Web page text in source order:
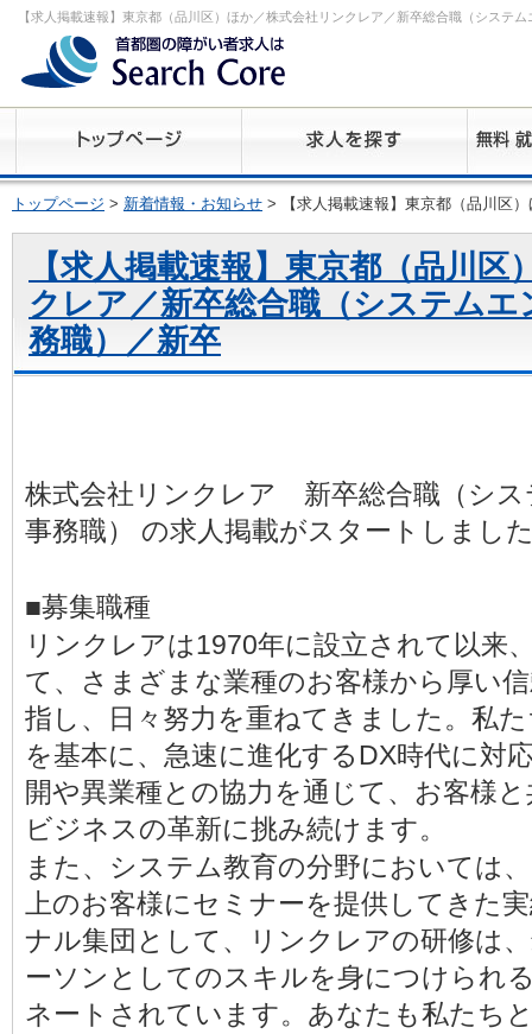
【求人掲載速報】東京都（品川区）ほか／株式会社リンクレア／新卒総合職（システ
トップページ > 新着情報・お知らせ > 【求人掲載速報】東京都（品川区
【求人掲載速報】東京都（品川
クレア／新卒総合職（システム
務職）／新卒
株式会社リンクレア 新卒総合職（シス
事務職） の求人掲載がスタートしまし
■募集職種
リンクレアは1970年に設立されて以来
て、さまざまな業種のお客様から厚い
指し、日々努力を重ねてきました。私
を基本に、急速に進化するDX時代に対
開や異業種との協力を通じて、お客様
ビジネスの革新に挑み続けます。
また、システム教育の分野においては
上のお客様にセミナーを提供してきた
ナル集団として、リンクレアの研修は
ーソンとしてのスキルを身につけられ
ネートされています。あなたも私たち